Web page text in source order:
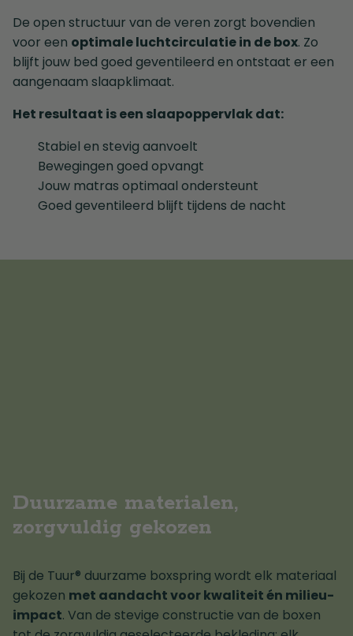
De open structuur van de veren zorgt bovendien
voor een optimale luchtcirculatie in de box. Zo
blijft jouw bed goed geventileerd en ontstaat er een
aangenaam slaapklimaat.
Het resultaat is een slaapoppervlak dat:
Stabiel en stevig aanvoelt
Bewegingen goed opvangt
Jouw matras optimaal ondersteunt
Goed geventileerd blijft tijdens de nacht
Duurzame materialen,
zorgvuldig gekozen
Bij de Tuur® duurzame boxspring wordt elk materiaal
gekozen met aandacht voor kwaliteit én milieu-
impact. Van de stevige constructie van de boxen